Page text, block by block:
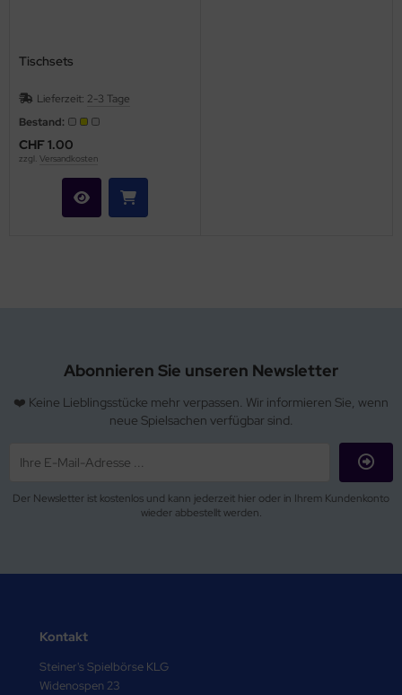
Tischsets
Lieferzeit: 2-3 Tage
Bestand:
CHF 1.00
zzgl. Versandkosten
Abonnieren Sie unseren Newsletter
❤️ Keine Lieblingsstücke mehr verpassen. Wir informieren Sie, wenn
neue Spielsachen verfügbar sind.
Der Newsletter ist kostenlos und kann jederzeit hier oder in Ihrem Kundenkonto
wieder abbestellt werden.
Kontakt
Steiner's Spielbörse KLG
Widenospen 23